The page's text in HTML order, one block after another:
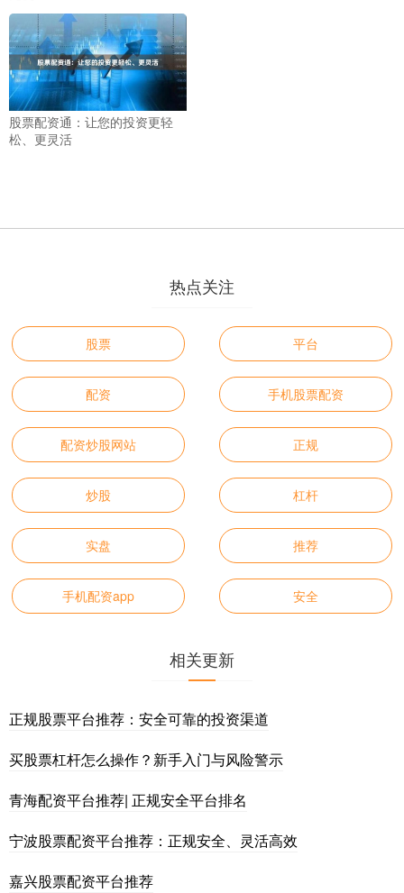
股票配资通：让您的投资更轻
松、更灵活
热点关注
股票 平台
配资 手机股票配资
配资炒股网站 正规
炒股 杠杆
实盘 推荐
手机配资app 安全
相关更新
正规股票平台推荐：安全可靠的投资渠道
买股票杠杆怎么操作？新手入门与风险警示
青海配资平台推荐| 正规安全平台排名
宁波股票配资平台推荐：正规安全、灵活高效
嘉兴股票配资平台推荐